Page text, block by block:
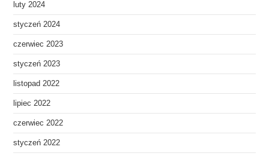
luty 2024
styczeń 2024
czerwiec 2023
styczeń 2023
listopad 2022
lipiec 2022
czerwiec 2022
styczeń 2022